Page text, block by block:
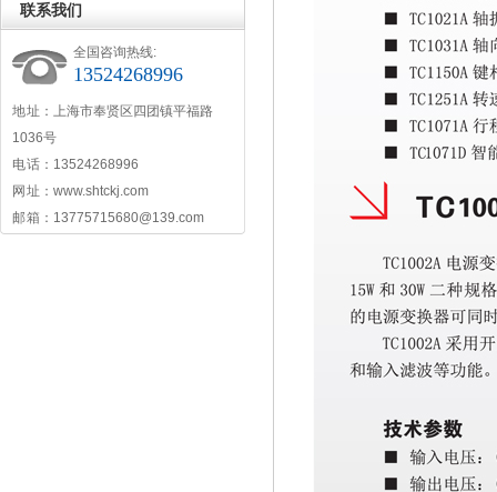
联系我们
全国咨询热线:
13524268996
地 址：上海市奉贤区四团镇平福路
1036号
电 话：13524268996
网 址：www.shtckj.com
邮 箱：13775715680@139.com